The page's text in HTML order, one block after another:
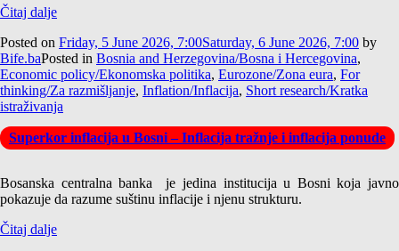
Čitaj dalje
Posted on Friday, 5 June 2026, 7:00Saturday, 6 June 2026, 7:00 by
Bife.baPosted in Bosnia and Herzegovina/Bosna i Hercegovina,
Economic policy/Ekonomska politika, Eurozone/Zona eura, For
thinking/Za razmišljanje, Inflation/Inflacija, Short research/Kratka
istraživanja
Superkor inflacija u Bosni – Inflacija tražnje i inflacija ponude
Bosanska centralna banka je jedina institucija u Bosni koja javno
pokazuje da razume suštinu inflacije i njenu strukturu.
Čitaj dalje